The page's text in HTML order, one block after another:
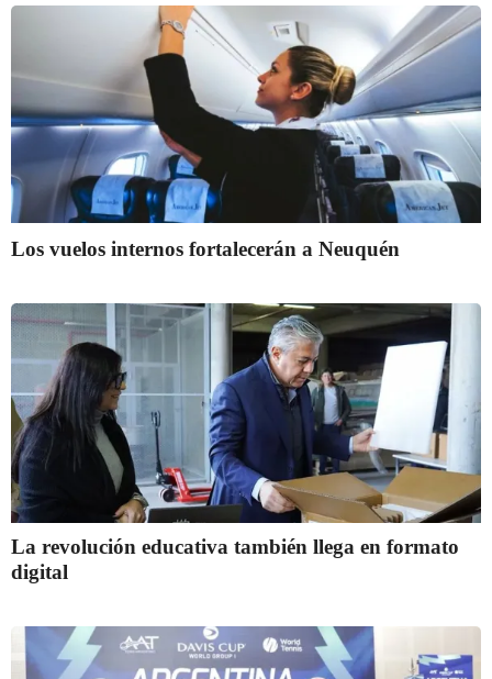
Los vuelos internos fortalecerán a Neuquén
La revolución educativa también llega en formato
digital